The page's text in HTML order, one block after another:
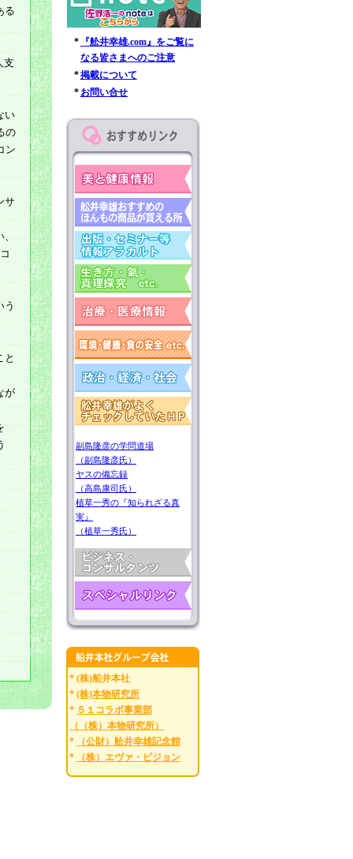
る
支
い
の
ン
サ
う
と
が
*
『舩井幸雄.com』をご覧に
なる皆さまへのご注意
*掲載について
* お問い合せ
副島隆彦の学問道場
（副島隆彦氏）
ヤスの備忘録
（高島康司氏）
植草一秀の『知られざる真
実』
（植草一秀氏）
* (株)船井本社
* (株)本物研究所
* ５１コラボ事業部
（（株）本物研究所）
*
（公財）舩井幸雄記念館
*
（株）エヴァ・ビジョン